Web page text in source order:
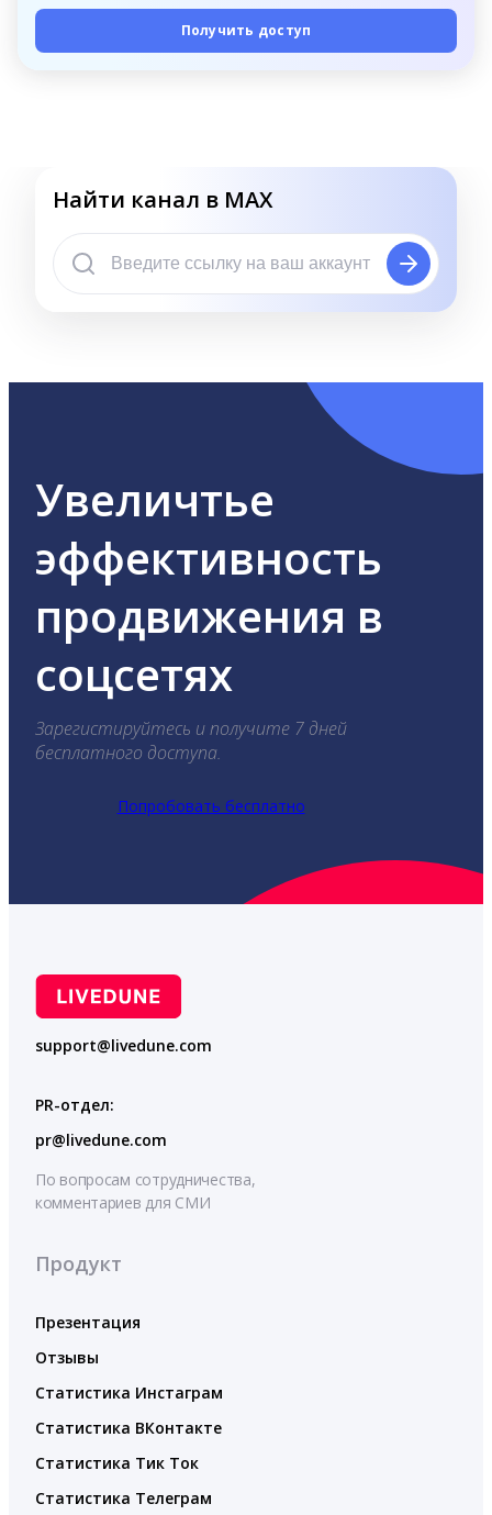
Получить доступ
Найти канал в MAX
Увеличтье
эффективность
продвижения в
соцсетях
Зарегистируйтесь и получите 7 дней
бесплатного доступа.
Попробовать бесплатно
support@livedune.com
PR-отдел:
pr@livedune.com
По вопросам сотрудничества,
комментариев для СМИ
Продукт
Презентация
Отзывы
Статистика Инстаграм
Статистика ВКонтакте
Статистика Тик Ток
Статистика Телеграм